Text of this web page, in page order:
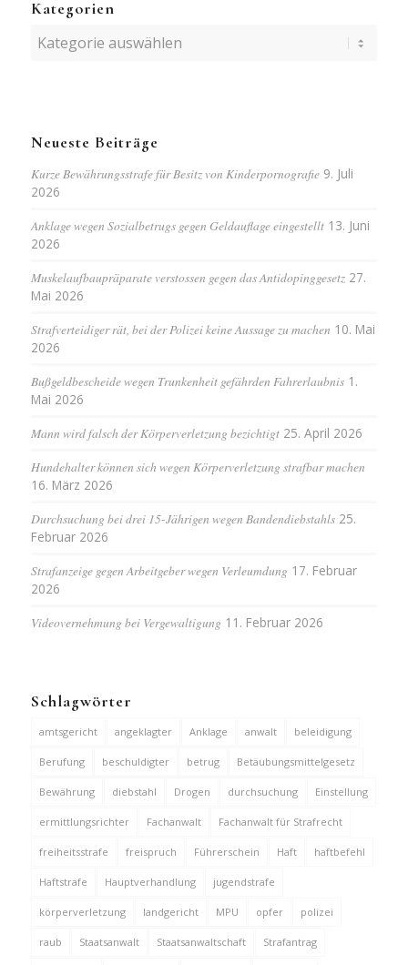
Kategorien
Kategorien
Neueste Beiträge
Kurze Bewährungsstrafe für Besitz von Kinderpornografie 9. Juli
2026
Anklage wegen Sozialbetrugs gegen Geldauflage eingestellt 13. Juni
2026
Muskelaufbaupräparate verstossen gegen das Antidopinggesetz 27.
Mai 2026
Strafverteidiger rät, bei der Polizei keine Aussage zu machen 10. Mai
2026
Bußgeldbescheide wegen Trunkenheit gefährden Fahrerlaubnis 1.
Mai 2026
Mann wird falsch der Körperverletzung bezichtigt 25. April 2026
Hundehalter können sich wegen Körperverletzung strafbar machen
16. März 2026
Durchsuchung bei drei 15-Jährigen wegen Bandendiebstahls 25.
Februar 2026
Strafanzeige gegen Arbeitgeber wegen Verleumdung 17. Februar
2026
Videovernehmung bei Vergewaltigung 11. Februar 2026
Schlagwörter
amtsgericht angeklagter Anklage anwalt beleidigung
Berufung beschuldigter betrug Betäubungsmittelgesetz
Bewährung diebstahl Drogen durchsuchung Einstellung
ermittlungsrichter Fachanwalt Fachanwalt für Strafrecht
freiheitsstrafe freispruch Führerschein Haft haftbefehl
Haftstrafe Hauptverhandlung jugendstrafe
körperverletzung landgericht MPU opfer polizei
raub Staatsanwalt Staatsanwaltschaft Strafantrag